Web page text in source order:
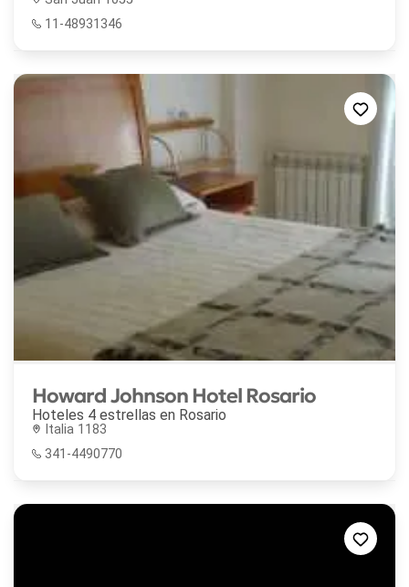
11-48931346
Howard Johnson Hotel Rosario
Hoteles 4 estrellas en Rosario
Italia 1183
341-4490770